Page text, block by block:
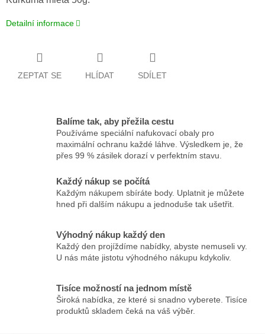
Detailní informace
ZEPTAT SE HLÍDAT SDÍLET
Balíme tak, aby přežila cestu
Používáme speciální nafukovací obaly pro
maximální ochranu každé láhve. Výsledkem je, že
přes 99 % zásilek dorazí v perfektním stavu.
Každý nákup se počítá
Každým nákupem sbíráte body. Uplatnit je můžete
hned při dalším nákupu a jednoduše tak ušetřit.
Výhodný nákup každý den
Každý den projíždíme nabídky, abyste nemuseli vy.
U nás máte jistotu výhodného nákupu kdykoliv.
Tisíce možností na jednom místě
Široká nabídka, ze které si snadno vyberete. Tisíce
produktů skladem čeká na váš výběr.